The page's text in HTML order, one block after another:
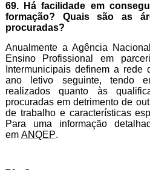
69. Há facilidade em
formação? Quais são as
procuradas?
Anualmente a Agência
Ensino Profissional em
Intermunicipais definem a
ano letivo seguinte, tendo
realizados quanto às
procuradas em detrimento de
de trabalho e características
Para uma informação
em ANQEP.